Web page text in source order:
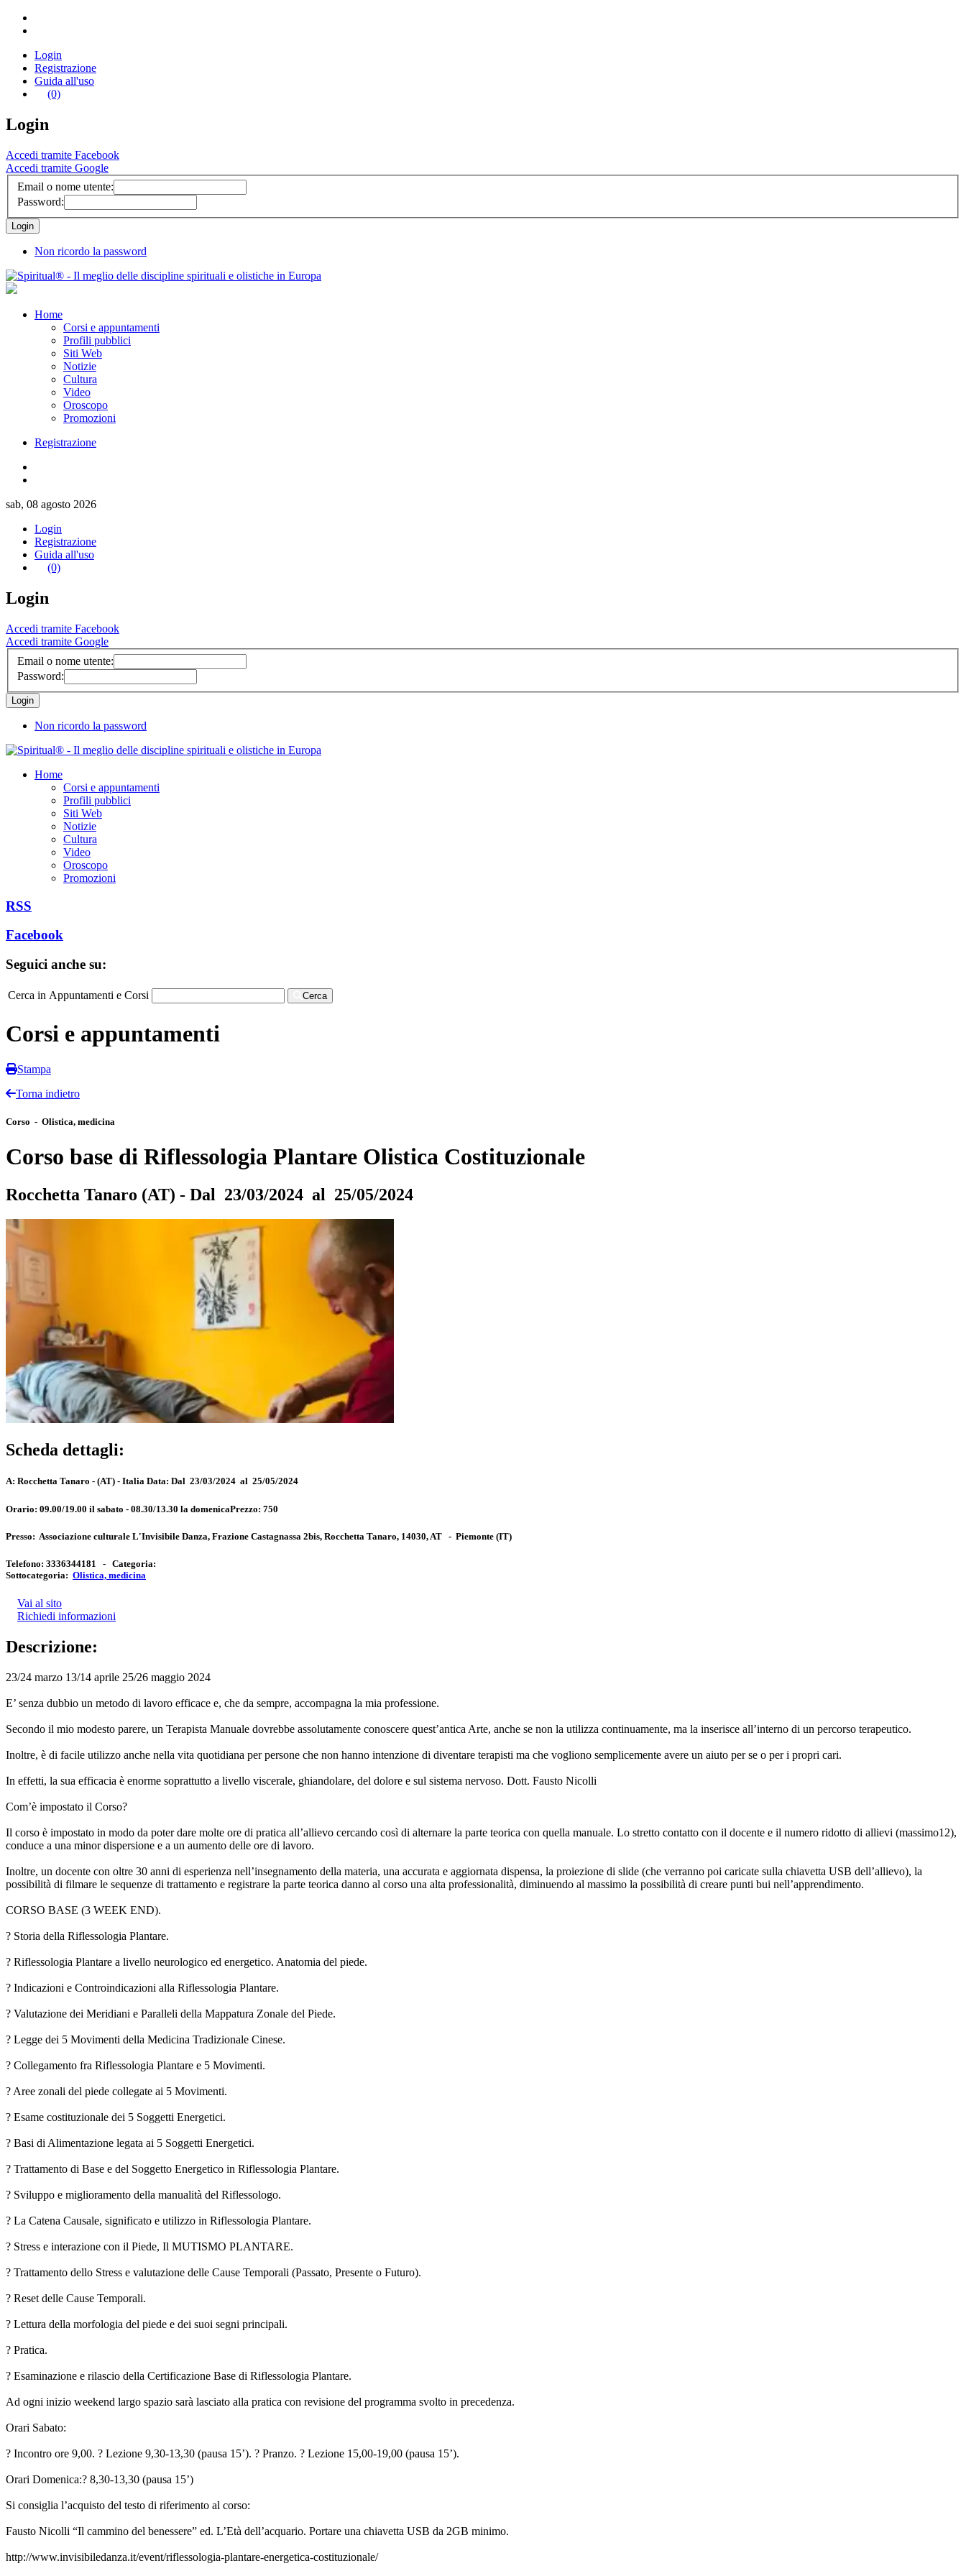
Login
Registrazione
Guida all'uso
(0)
Login
Accedi tramite Facebook
Accedi tramite Google
Email o nome utente:
Password:
Non ricordo la password
Home
Corsi e appuntamenti
Profili pubblici
Siti Web
Notizie
Cultura
Video
Oroscopo
Promozioni
Registrazione
sab, 08 agosto 2026
Login
Registrazione
Guida all'uso
(0)
Login
Accedi tramite Facebook
Accedi tramite Google
Email o nome utente:
Password:
Non ricordo la password
Home
Corsi e appuntamenti
Profili pubblici
Siti Web
Notizie
Cultura
Video
Oroscopo
Promozioni
RSS
Facebook
Seguici anche su:
Cerca in Appuntamenti e Corsi Cerca
Corsi e appuntamenti
Stampa
Torna indietro
Corso - Olistica, medicina
Corso base di Riflessologia Plantare Olistica Costituzionale
Rocchetta Tanaro (AT) - Dal 23/03/2024 al 25/05/2024
Scheda dettagli:
A: Rocchetta Tanaro - (AT) - Italia Data: Dal 23/03/2024 al 25/05/2024
Orario: 09.00/19.00 il sabato - 08.30/13.30 la domenicaPrezzo: 750
Presso: Associazione culturale L'Invisibile Danza, Frazione Castagnassa 2bis, Rocchetta Tanaro, 14030, AT - Piemonte (IT)
Telefono: 3336344181 - Categoria:
Sottocategoria: Olistica, medicina
Vai al sito
Richiedi informazioni
Descrizione:
23/24 marzo 13/14 aprile 25/26 maggio 2024
E’ senza dubbio un metodo di lavoro efficace e, che da sempre, accompagna la mia professione.
Secondo il mio modesto parere, un Terapista Manuale dovrebbe assolutamente conoscere quest’antica Arte, anche se non la utilizza continuamente, ma la inserisce all’interno di un percorso terapeutico.
Inoltre, è di facile utilizzo anche nella vita quotidiana per persone che non hanno intenzione di diventare terapisti ma che vogliono semplicemente avere un aiuto per se o per i propri cari.
In effetti, la sua efficacia è enorme soprattutto a livello viscerale, ghiandolare, del dolore e sul sistema nervoso. Dott. Fausto Nicolli
Com’è impostato il Corso?
Il corso è impostato in modo da poter dare molte ore di pratica all’allievo cercando così di alternare la parte teorica con quella manuale. Lo stretto contatto con il docente e il numero ridotto di allievi (massimo12),
conduce a una minor dispersione e a un aumento delle ore di lavoro.
Inoltre, un docente con oltre 30 anni di esperienza nell’insegnamento della materia, una accurata e aggiornata dispensa, la proiezione di slide (che verranno poi caricate sulla chiavetta USB dell’allievo), la
possibilità di filmare le sequenze di trattamento e registrare la parte teorica danno al corso una alta professionalità, diminuendo al massimo la possibilità di creare punti bui nell’apprendimento.
CORSO BASE (3 WEEK END).
? Storia della Riflessologia Plantare.
? Riflessologia Plantare a livello neurologico ed energetico. Anatomia del piede.
? Indicazioni e Controindicazioni alla Riflessologia Plantare.
? Valutazione dei Meridiani e Paralleli della Mappatura Zonale del Piede.
? Legge dei 5 Movimenti della Medicina Tradizionale Cinese.
? Collegamento fra Riflessologia Plantare e 5 Movimenti.
? Aree zonali del piede collegate ai 5 Movimenti.
? Esame costituzionale dei 5 Soggetti Energetici.
? Basi di Alimentazione legata ai 5 Soggetti Energetici.
? Trattamento di Base e del Soggetto Energetico in Riflessologia Plantare.
? Sviluppo e miglioramento della manualità del Riflessologo.
? La Catena Causale, significato e utilizzo in Riflessologia Plantare.
? Stress e interazione con il Piede, Il MUTISMO PLANTARE.
? Trattamento dello Stress e valutazione delle Cause Temporali (Passato, Presente o Futuro).
? Reset delle Cause Temporali.
? Lettura della morfologia del piede e dei suoi segni principali.
? Pratica.
? Esaminazione e rilascio della Certificazione Base di Riflessologia Plantare.
Ad ogni inizio weekend largo spazio sarà lasciato alla pratica con revisione del programma svolto in precedenza.
Orari Sabato:
? Incontro ore 9,00. ? Lezione 9,30-13,30 (pausa 15’). ? Pranzo. ? Lezione 15,00-19,00 (pausa 15’).
Orari Domenica:? 8,30-13,30 (pausa 15’)
Si consiglia l’acquisto del testo di riferimento al corso:
Fausto Nicolli “Il cammino del benessere” ed. L’Età dell’acquario. Portare una chiavetta USB da 2GB minimo.
http://www.invisibiledanza.it/event/riflessologia-plantare-energetica-costituzionale/